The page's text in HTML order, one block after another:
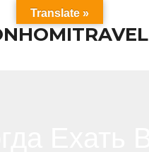
Translate »